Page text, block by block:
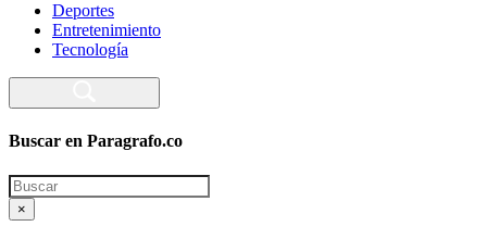
Deportes
Entretenimiento
Tecnología
Buscar en Paragrafo.co
Search
×